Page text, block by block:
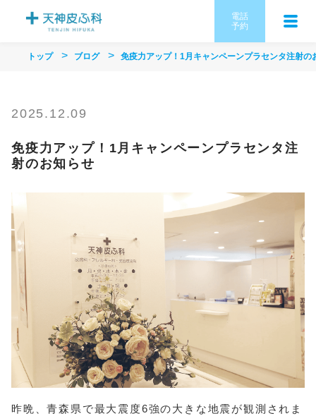
電話
予約
トップ ブログ 免疫力アップ！1月キャンペーンプラセンタ注射の
2025.12.09
免疫力アップ！1月キャンペーンプラセンタ注
射のお知らせ
昨晩、青森県で最大震度6強の大きな地震が観測されま